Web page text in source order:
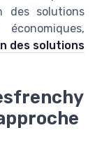
des solutions
des solutions